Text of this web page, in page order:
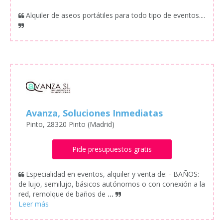
Alquiler de aseos portátiles para todo tipo de eventos....
Avanza, Soluciones Inmediatas
Pinto, 28320 Pinto (Madrid)
Pide presupuestos gratis
Especialidad en eventos, alquiler y venta de: - BAÑOS:
de lujo, semilujo, básicos autónomos o con conexión a la
red, remolque de baños de ...